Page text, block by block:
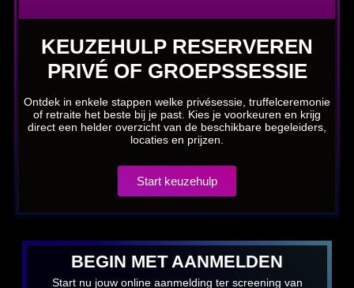
KEUZEHULP RESERVEREN
PRIVÉ OF GROEPSSESSIE
Ontdek in enkele stappen welke privésessie, truffelceremonie
of retraite het beste bij je past. Kies je voorkeuren en krijg
direct een helder overzicht van de beschikbare begeleiders,
locaties en prijzen.
Start keuzehulp
BEGIN MET AANMELDEN
Start nu jouw online aanmelding ter screening van